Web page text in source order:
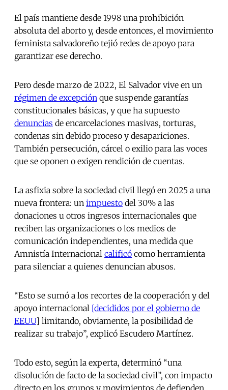
El país mantiene desde 1998 una prohibición
absoluta del aborto y, desde entonces, el movimiento
feminista salvadoreño tejió redes de apoyo para
garantizar ese derecho.
Pero desde marzo de 2022, El Salvador vive en un
régimen de excepción que suspende garantías
constitucionales básicas, y que ha supuesto
denuncias de encarcelaciones masivas, torturas,
condenas sin debido proceso y desapariciones.
También persecución, cárcel o exilio para las voces
que se oponen o exigen rendición de cuentas.
La asfixia sobre la sociedad civil llegó en 2025 a una
nueva frontera: un impuesto del 30% a las
donaciones u otros ingresos internacionales que
reciben las organizaciones o los medios de
comunicación independientes, una medida que
Amnistía Internacional calificó como herramienta
para silenciar a quienes denuncian abusos.
“Esto se sumó a los recortes de la cooperación y del
apoyo internacional [decididos por el gobierno de
EEUU] limitando, obviamente, la posibilidad de
realizar su trabajo”, explicó Escudero Martínez.
Todo esto, según la experta, determinó “una
disolución de facto de la sociedad civil”, con impacto
directo en los grupos y movimientos de defienden